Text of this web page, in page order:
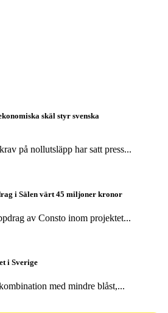
skäl styr svenska
på nollutsläpp har satt press...
i Sälen värt 45 miljoner kronor
av Consto inom projektet...
i Sverige
med mindre blåst,...